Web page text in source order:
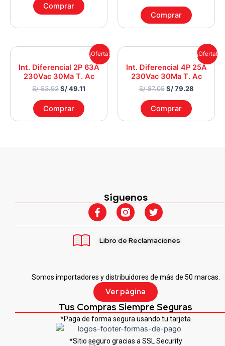
Comprar
Comprar
¡Oferta!
Int. Diferencial 2P 63A
230Vac 30Ma T. Ac
S/53.92
was:
S/ 53.92.
S/49.11
Current
price
is:
S/ 49.11.
Comprar
¡Oferta!
Int. Diferencial 4P 25A
230Vac 30Ma T. Ac
S/87.05
was:
S/ 87.05.
S/79.28
Current
price
is:
S/ 79.28.
Comprar
Somos importadores y distribuidores de más de 50 marcas.
Ver página
Tus Compras Siempre Seguras
*Paga de forma segura usando tu tarjeta
*Sitio seguro gracias a SSL Security
Síguenos
F
a
b
-
T
w
t
Libro de Reclamaciones